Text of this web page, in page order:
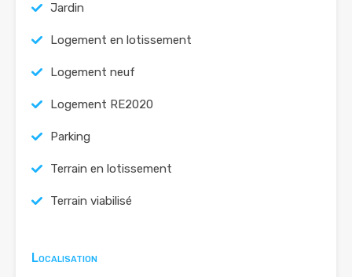
Jardin
Logement en lotissement
Logement neuf
Logement RE2020
Parking
Terrain en lotissement
Terrain viabilisé
Localisation